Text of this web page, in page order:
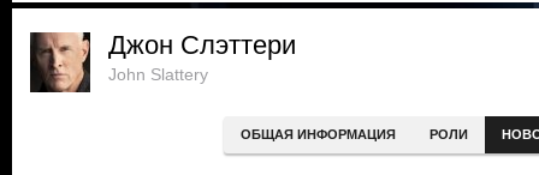
Джон Слэттери
John Slattery
ОБЩАЯ ИНФОРМАЦИЯ РОЛИ